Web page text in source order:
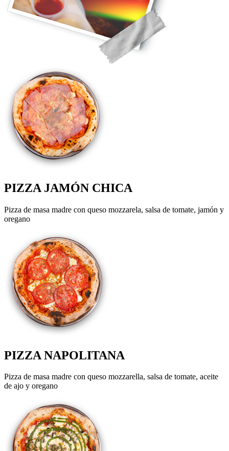
PIZZA JAMÓN CHICA
Pizza de masa madre con queso mozzarela, salsa de tomate, jamón y
oregano
PIZZA NAPOLITANA
Pizza de masa madre con queso mozzarella, salsa de tomate, aceite
de ajo y oregano